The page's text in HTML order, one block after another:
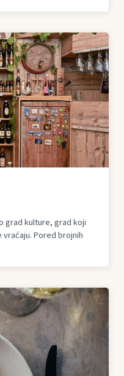
grad kulture, grad koji
Pored brojnih